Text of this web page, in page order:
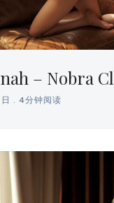
– Nobra
4分钟阅读